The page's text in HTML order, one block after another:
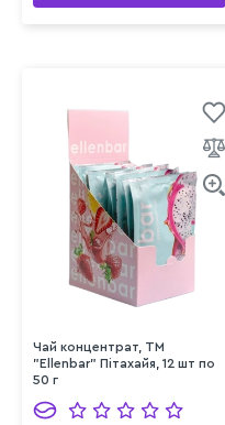
Чай концентрат, TM
"Ellenbar" Пітахайя, 12 шт по
50 г